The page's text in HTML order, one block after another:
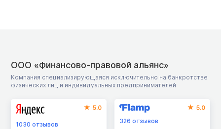
ООО «Финансово-правовой альянс»
Компания специализирующаяся исключительно на банкротстве
физических лиц и индивидуальных предпринимателей
5.0
1030 отзывов
5.0
326отзывов